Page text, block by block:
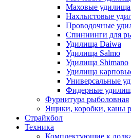
Маховые удилища
Нахлыстовые
Проводочные
Спиннинги для
Удилища Daiwa
Удилища Salmo
Удилища Shimano
Удилища
Универсальные
Фидерные
Фурнитура рыболовная
Ящики, коробки, каны
Страйкбол
Техника
Комплектующие к